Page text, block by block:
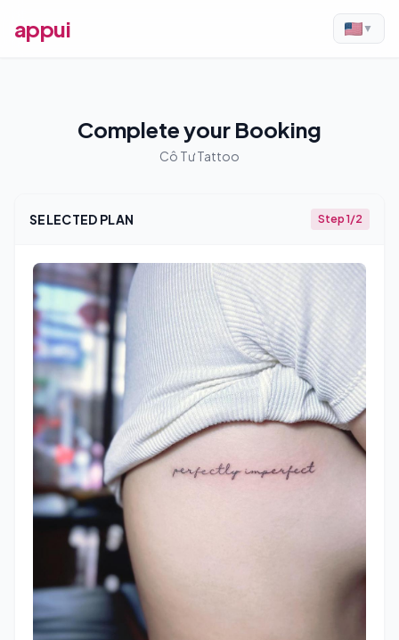
appui ▼
Complete your Booking
Cô Tư Tattoo
SELECTED PLAN Step 1/2